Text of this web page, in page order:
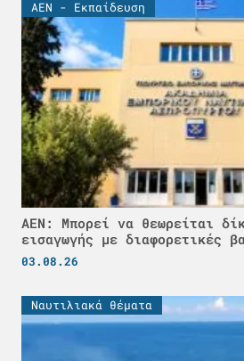
ΑΕΝ - Εκπαίδευση
ΑΕΝ: Μπορεί να θεωρείται
εισαγωγής με διαφορετικές
03.08.26
Ναυτιλιακά θέματα